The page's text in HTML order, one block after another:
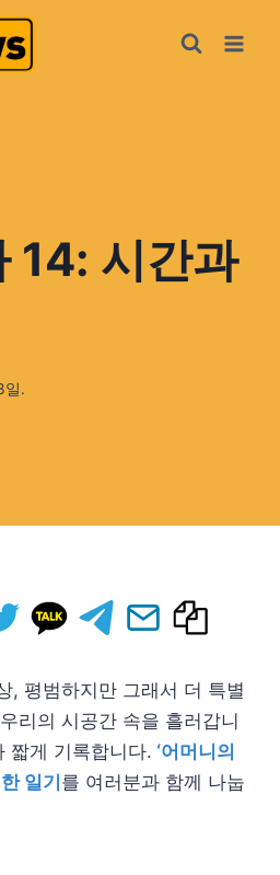
14: 시간과
일.
, 평범하지만 그래서 더 특별
리의 시공간 속을 흘러갑니
짧게 기록합니다. ‘어머니의
일기 를 여러분과 함께 나눕